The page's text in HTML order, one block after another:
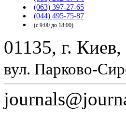
(063) 397-27-65
(044) 495-75-87
(с 9:00 до 18:00)
01135, г. Киев,
вул. Парково-